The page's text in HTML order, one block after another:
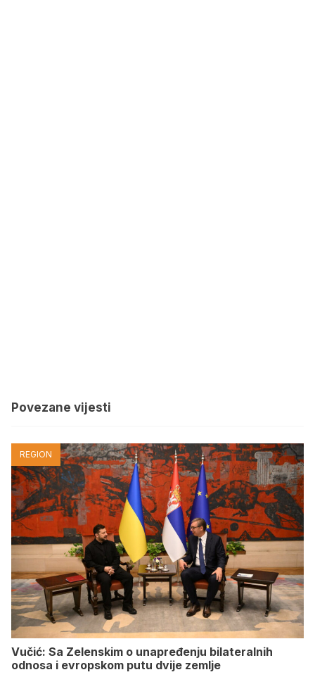
Povezane vijesti
REGION
Vučić: Sa Zelenskim o unapređenju bilateralnih
odnosa i evropskom putu dvije zemlje